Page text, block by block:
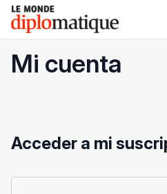
Skip
content
Le monde diplomatique
Mi cuenta
Acceder a mi